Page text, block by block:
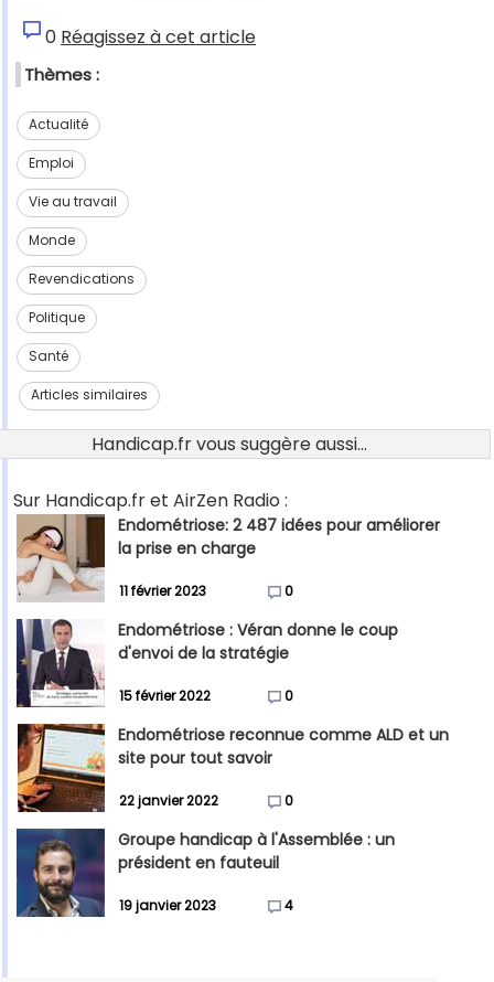
0 Réagissez à cet article
Thèmes :
Actualité
Emploi
Vie au travail
Monde
Revendications
Politique
Santé
Articles similaires
Handicap.fr vous suggère aussi...
Sur Handicap.fr et AirZen Radio :
Endométriose: 2 487 idées pour améliorer
la prise en charge
11 février 2023 0
Endométriose : Véran donne le coup
d'envoi de la stratégie
15 février 2022 0
Endométriose reconnue comme ALD et un
site pour tout savoir
22 janvier 2022 0
Groupe handicap à l'Assemblée : un
président en fauteuil
19 janvier 2023 4